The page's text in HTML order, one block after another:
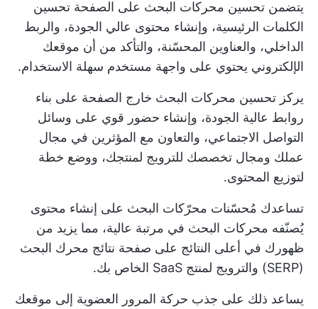
يتضمن تحسين محركات البحث على الصفحة تحسين
الكلمات الرئيسية، وإنشاء محتوى عالي الجودة، والربط
الداخلي، والعناوين المحسّنة، والتأكد من أن موقعك
الإلكتروني يحتوي على واجهة مستخدم سهلة الاستخدام.
يركز تحسين محركات البحث خارج الصفحة على بناء
روابط عالية الجودة، وإنشاء حضور قوي على وسائل
التواصل الاجتماعي، والتعاون مع المؤثرين في مجال
عملك ومجال تخصصك للترويج لمنتجك، ووضع خطة
لتوزيع المحتوى.
تساعدك مُحسّنات محرّكات البحث على إنشاء محتوى
يُصنّفه محركات البحث في مرتبة عالية، مما يزيد من
ظهورك في أعلى النتائج على صفحة نتائج محرك البحث
(SERP) والترويج لمنتج SaaS الخاص بك.
يساعد ذلك على جذب حركة المرور العضوية إلى موقعك